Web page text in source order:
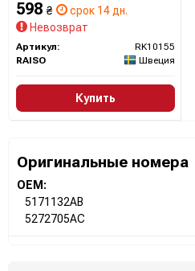
598 ₴
срок 14 дн.
Невозврат
Артикул:
RK10155
RAISO
Швеция
Купить
Оригинальные номера
OEM:
5171132AB
5272705AC